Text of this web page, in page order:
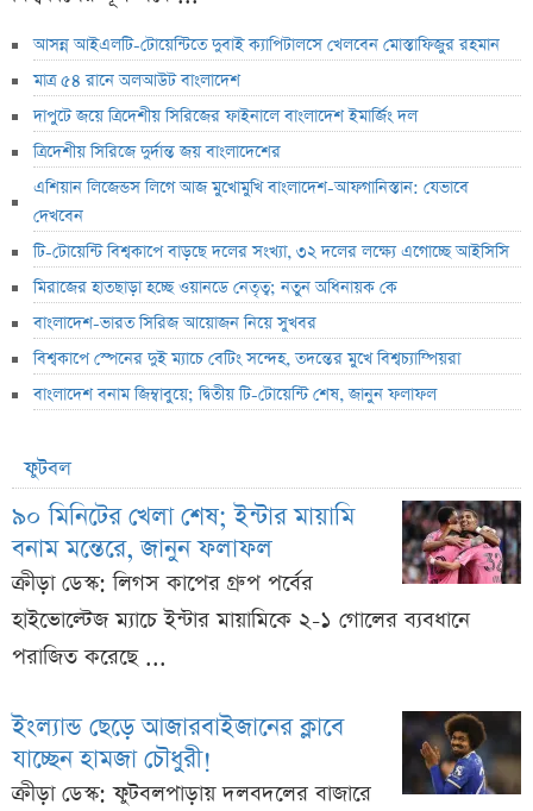
আসন্ন আইএলটি-টোয়েন্টিতে দুবাই ক্যাপিটালসে খেলবেন মোস্তাফিজুর রহমান
মাত্র ৫৪ রানে অলআউট বাংলাদেশ
দাপুটে জয়ে ত্রিদেশীয় সিরিজের ফাইনালে বাংলাদেশ ইমার্জিং দল
ত্রিদেশীয় সিরিজে দুর্দান্ত জয় বাংলাদেশের
এশিয়ান লিজেন্ডস লিগে আজ মুখোমুখি বাংলাদেশ-আফগানিস্তান: যেভাবে
দেখবেন
টি-টোয়েন্টি বিশ্বকাপে বাড়ছে দলের সংখ্যা, ৩২ দলের লক্ষ্যে এগোচ্ছে আইসিসি
মিরাজের হাতছাড়া হচ্ছে ওয়ানডে নেতৃত্ব; নতুন অধিনায়ক কে
বাংলাদেশ-ভারত সিরিজ আয়োজন নিয়ে সুখবর
বিশ্বকাপে স্পেনের দুই ম্যাচে বেটিং সন্দেহ, তদন্তের মুখে বিশ্বচ্যাম্পিয়রা
বাংলাদেশ বনাম জিম্বাবুয়ে; দ্বিতীয় টি-টোয়েন্টি শেষ, জানুন ফলাফল
ফুটবল
৯০ মিনিটের খেলা শেষ; ইন্টার মায়ামি
বনাম মন্তেরে, জানুন ফলাফল
ক্রীড়া ডেস্ক: লিগস কাপের গ্রুপ পর্বের
হাইভোল্টেজ ম্যাচে ইন্টার মায়ামিকে ২-১ গোলের ব্যবধানে
পরাজিত করেছে ...
ইংল্যান্ড ছেড়ে আজারবাইজানের ক্লাবে
যাচ্ছেন হামজা চৌধুরী!
ক্রীড়া ডেস্ক: ফুটবলপাড়ায় দলবদলের বাজারে